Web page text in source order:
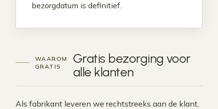
bezorgdatum is definitief.
WAAROM
GRATIS
Gratis bezorging voor
alle klanten
Als fabrikant leveren we rechtstreeks aan de klant,